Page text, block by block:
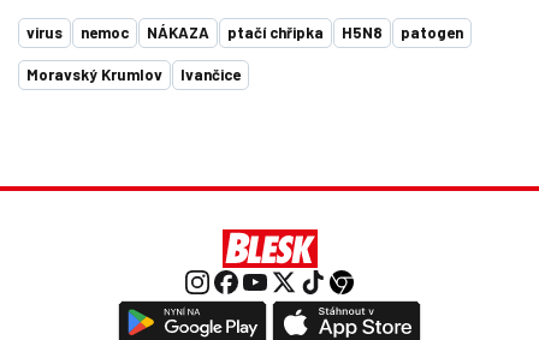
virus nemoc NÁKAZA ptačí chřipka H5N8 patogen
Moravský Krumlov Ivančice